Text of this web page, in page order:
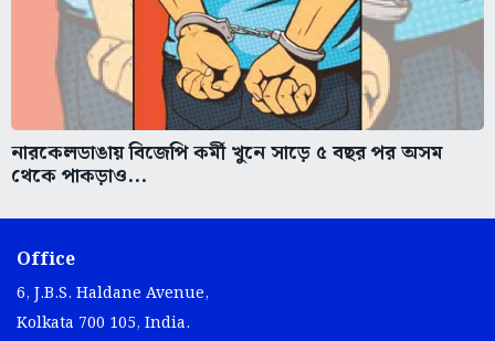
নারকেলডাঙায় বিজেপি কর্মী খুনে সাড়ে ৫ বছর পর অসম
থেকে পাকড়াও...
Office
6, J.B.S. Haldane Avenue,
Kolkata 700 105, India.